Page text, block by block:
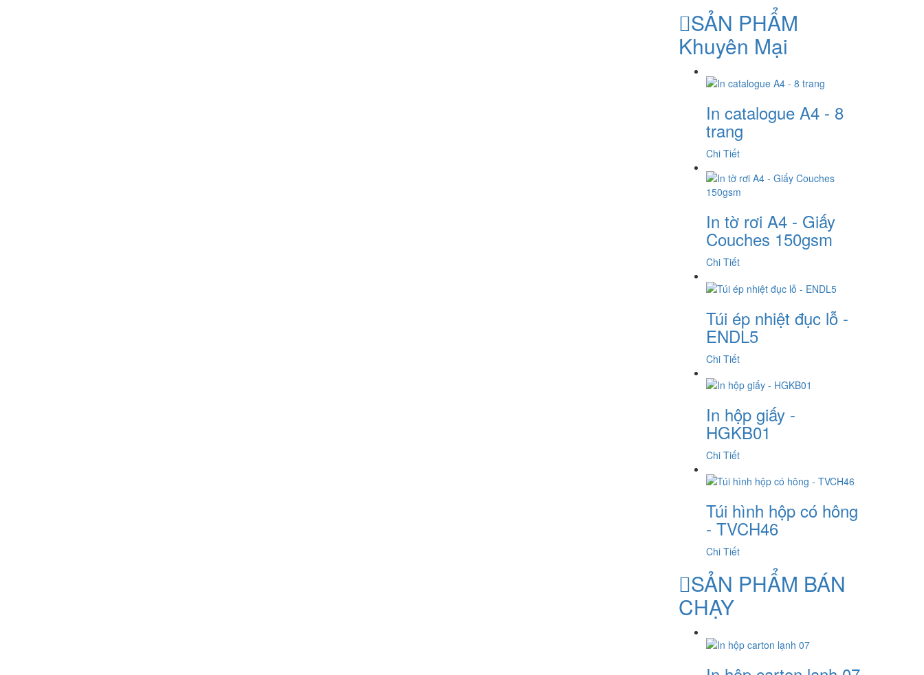
SẢN PHẨM
Khuyên Mại
In catalogue A4 - 8
trang
Chi Tiết
In tờ rơi A4 - Giấy
Couches 150gsm
Chi Tiết
Túi ép nhiệt đục lỗ -
ENDL5
Chi Tiết
In hộp giấy -
HGKB01
Chi Tiết
Túi hình hộp có hông
- TVCH46
Chi Tiết
SẢN PHẨM BÁN
CHẠY